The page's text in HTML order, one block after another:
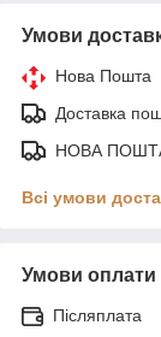
Умови
Нова Пошта
Доставка
НОВА
Всі умови
Умови оплати
Післяплата